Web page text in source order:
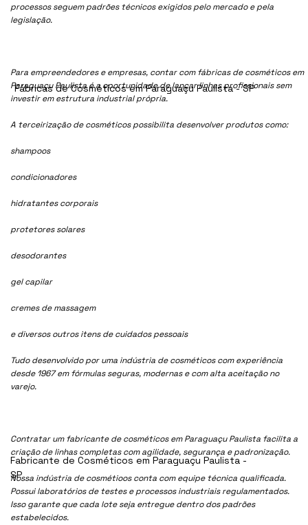
processos seguem padrões técnicos exigidos pelo mercado e pela
legislação.
Para empreendedores e empresas, contar com fábricas de cosméticos em
Paraguaçu Paulista é a oportunidade de lançar linhas profissionais sem
investir em estrutura industrial própria.
A terceirização de cosméticos possibilita desenvolver produtos como:
shampoos
condicionadores
hidratantes corporais
protetores solares
desodorantes
gel capilar
cremes de massagem
e diversos outros itens de cuidados pessoais
Tudo desenvolvido por uma indústria de cosméticos com experiência
desde 1967 em fórmulas seguras, modernas e com alta aceitação no
varejo.
Contratar um fabricante de cosméticos em Paraguaçu Paulista facilita a
criação de linhas completas com agilidade, segurança e padronização.
Nossa indústria de cosmétioos conta com equipe técnica qualificada.
Possui laboratórios de testes e processos industriais regulamentados.
Isso garante que cada lote seja entregue dentro dos padrões
estabelecidos.
Fábricas de Cosméticos em Paraguaçu Paulista - SP
Fabricante de Cosméticos em Paraguaçu Paulista -
SP